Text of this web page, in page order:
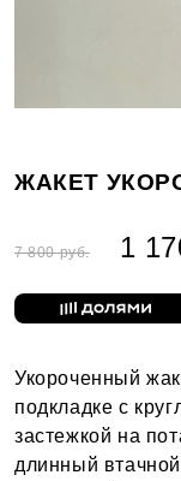
ЖАКЕТ
7 800 руб. 1
Укороченный
подкладке с
застежкой на
длинный